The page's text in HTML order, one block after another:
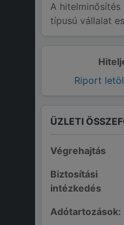
Riport
A
típusú vállalat
ÜZLETI
Végrehajtás
Biztosítási
intézkedés
Adótartozások: